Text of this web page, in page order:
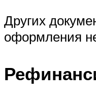
Других
оформления